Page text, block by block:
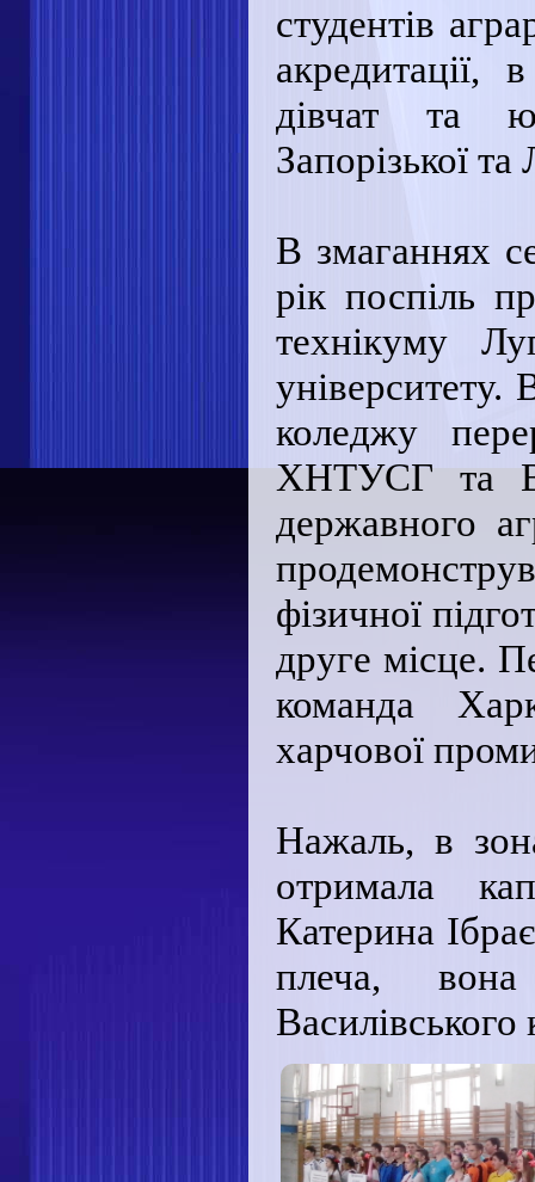
студентів
акредитації,
дівчат та
Запорізької
В змаганнях
рік поспіль
технікуму
університету.
коледжу
ХНТУСГ та
державного
фізичної
друге місце.
команда
харчової
Нажаль, в
отримала
Катерина
плеча,